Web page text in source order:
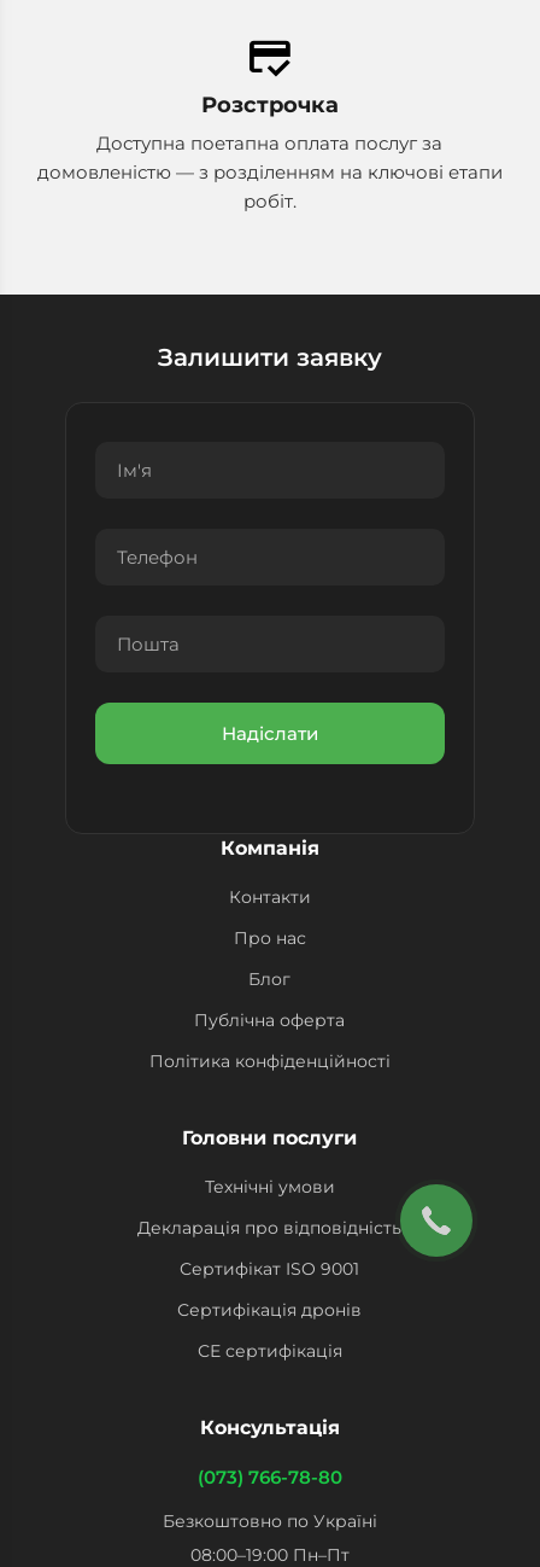
credit_score
Розстрочка
Доступна поетапна оплата послуг за
домовленістю — з розділенням на ключові етапи
робіт.
Залишити заявку
Компанія
Контакти
Про нас
Блог
Публічна оферта
Політика конфіденційності
Головни послуги
Технічні умови
Декларація про відповідність
Сертифікат ISO 9001
Сертифікація дронів
СЕ сертифікація
Консультація
(073) 766-78-80
Безкоштовно по Україні
08:00–19:00 Пн–Пт